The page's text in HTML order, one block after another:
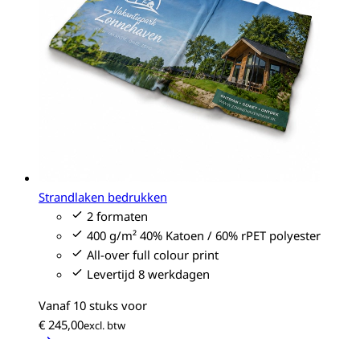
Strandlaken bedrukken
2 formaten
400 g/m² 40% Katoen / 60% rPET polyester
All-over full colour print
Levertijd 8 werkdagen
Vanaf 10 stuks voor
€ 245,00